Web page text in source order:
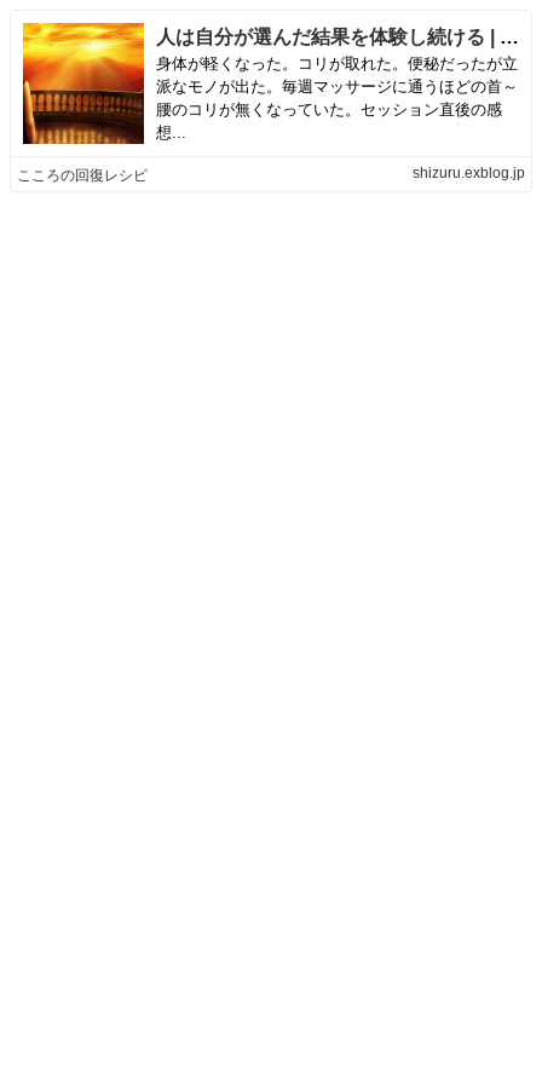
人は自分が選んだ結果を体験し続ける | こころの回復レシピ
身体が軽くなった。コリが取れた。便秘だったが立
派なモノが出た。毎週マッサージに通うほどの首～
腰のコリが無くなっていた。セッション直後の感
想...
こころの回復レシピ shizuru.exblog.jp